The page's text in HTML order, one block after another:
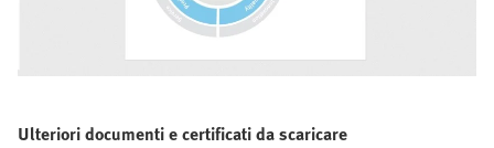
Ulteriori documenti e certificati da scaricare